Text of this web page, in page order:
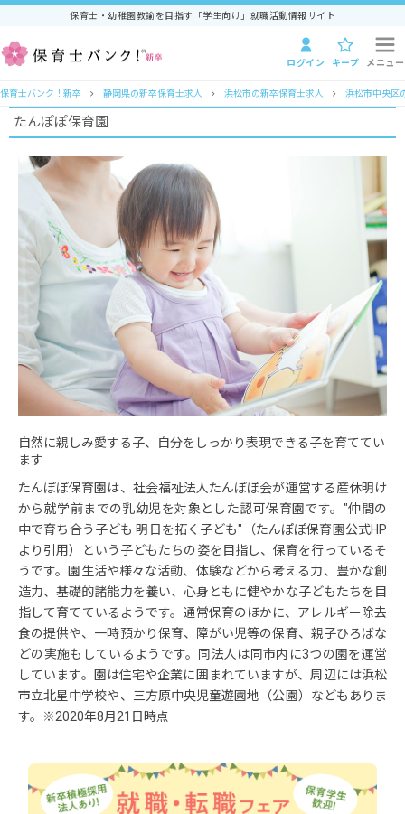
保育士・幼稚園教諭を目指す「学生向け」就職活動情報サイト
ログイン キープ メニュー
保育士バンク！新卒 静岡県の新卒保育士求人 浜松市の新卒保育士求人 浜松市中央区
たんぽぽ保育園
自然に親しみ愛する子、自分をしっかり表現できる子を育ててい
ます
たんぽぽ保育園は、社会福祉法人たんぽぽ会が運営する産休明け
から就学前までの乳幼児を対象とした認可保育園です。"仲間の
中で育ち合う子ども 明日を拓く子ども"（たんぽぽ保育園公式HP
より引用）という子どもたちの姿を目指し、保育を行っているそ
うです。園生活や様々な活動、体験などから考える力、豊かな創
造力、基礎的諸能力を養い、心身ともに健やかな子どもたちを目
指して育てているようです。通常保育のほかに、アレルギー除去
食の提供や、一時預かり保育、障がい児等の保育、親子ひろばな
どの実施もしているようです。同法人は同市内に3つの園を運営
しています。園は住宅や企業に囲まれていますが、周辺には浜松
市立北星中学校や、三方原中央児童遊園地（公園）などもありま
す。※2020年8月21日時点